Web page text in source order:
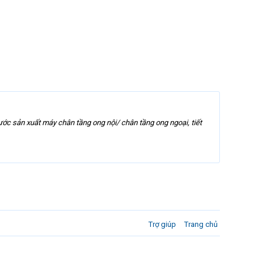
sản xuất máy chân tầng ong nội/ chân tầng ong ngoại, tiết
Trợ giúp Trang chủ